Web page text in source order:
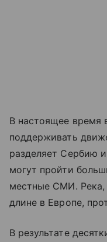
В настоящее время
поддерживать
разделяет Сербию
могут пройти
местные СМИ. Река,
длине в Европе,
В результате